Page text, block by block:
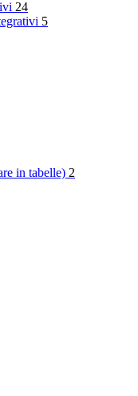
24
5
in tabelle) 2